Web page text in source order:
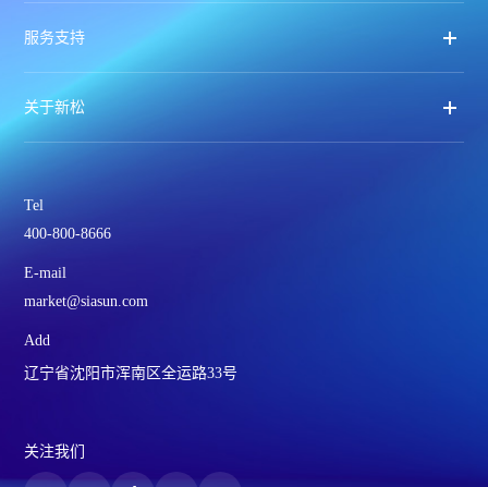
服务支持
关于新松
Tel
400-800-8666
E-mail
market@siasun.com
Add
辽宁省沈阳市浑南区全运路33号
关注我们